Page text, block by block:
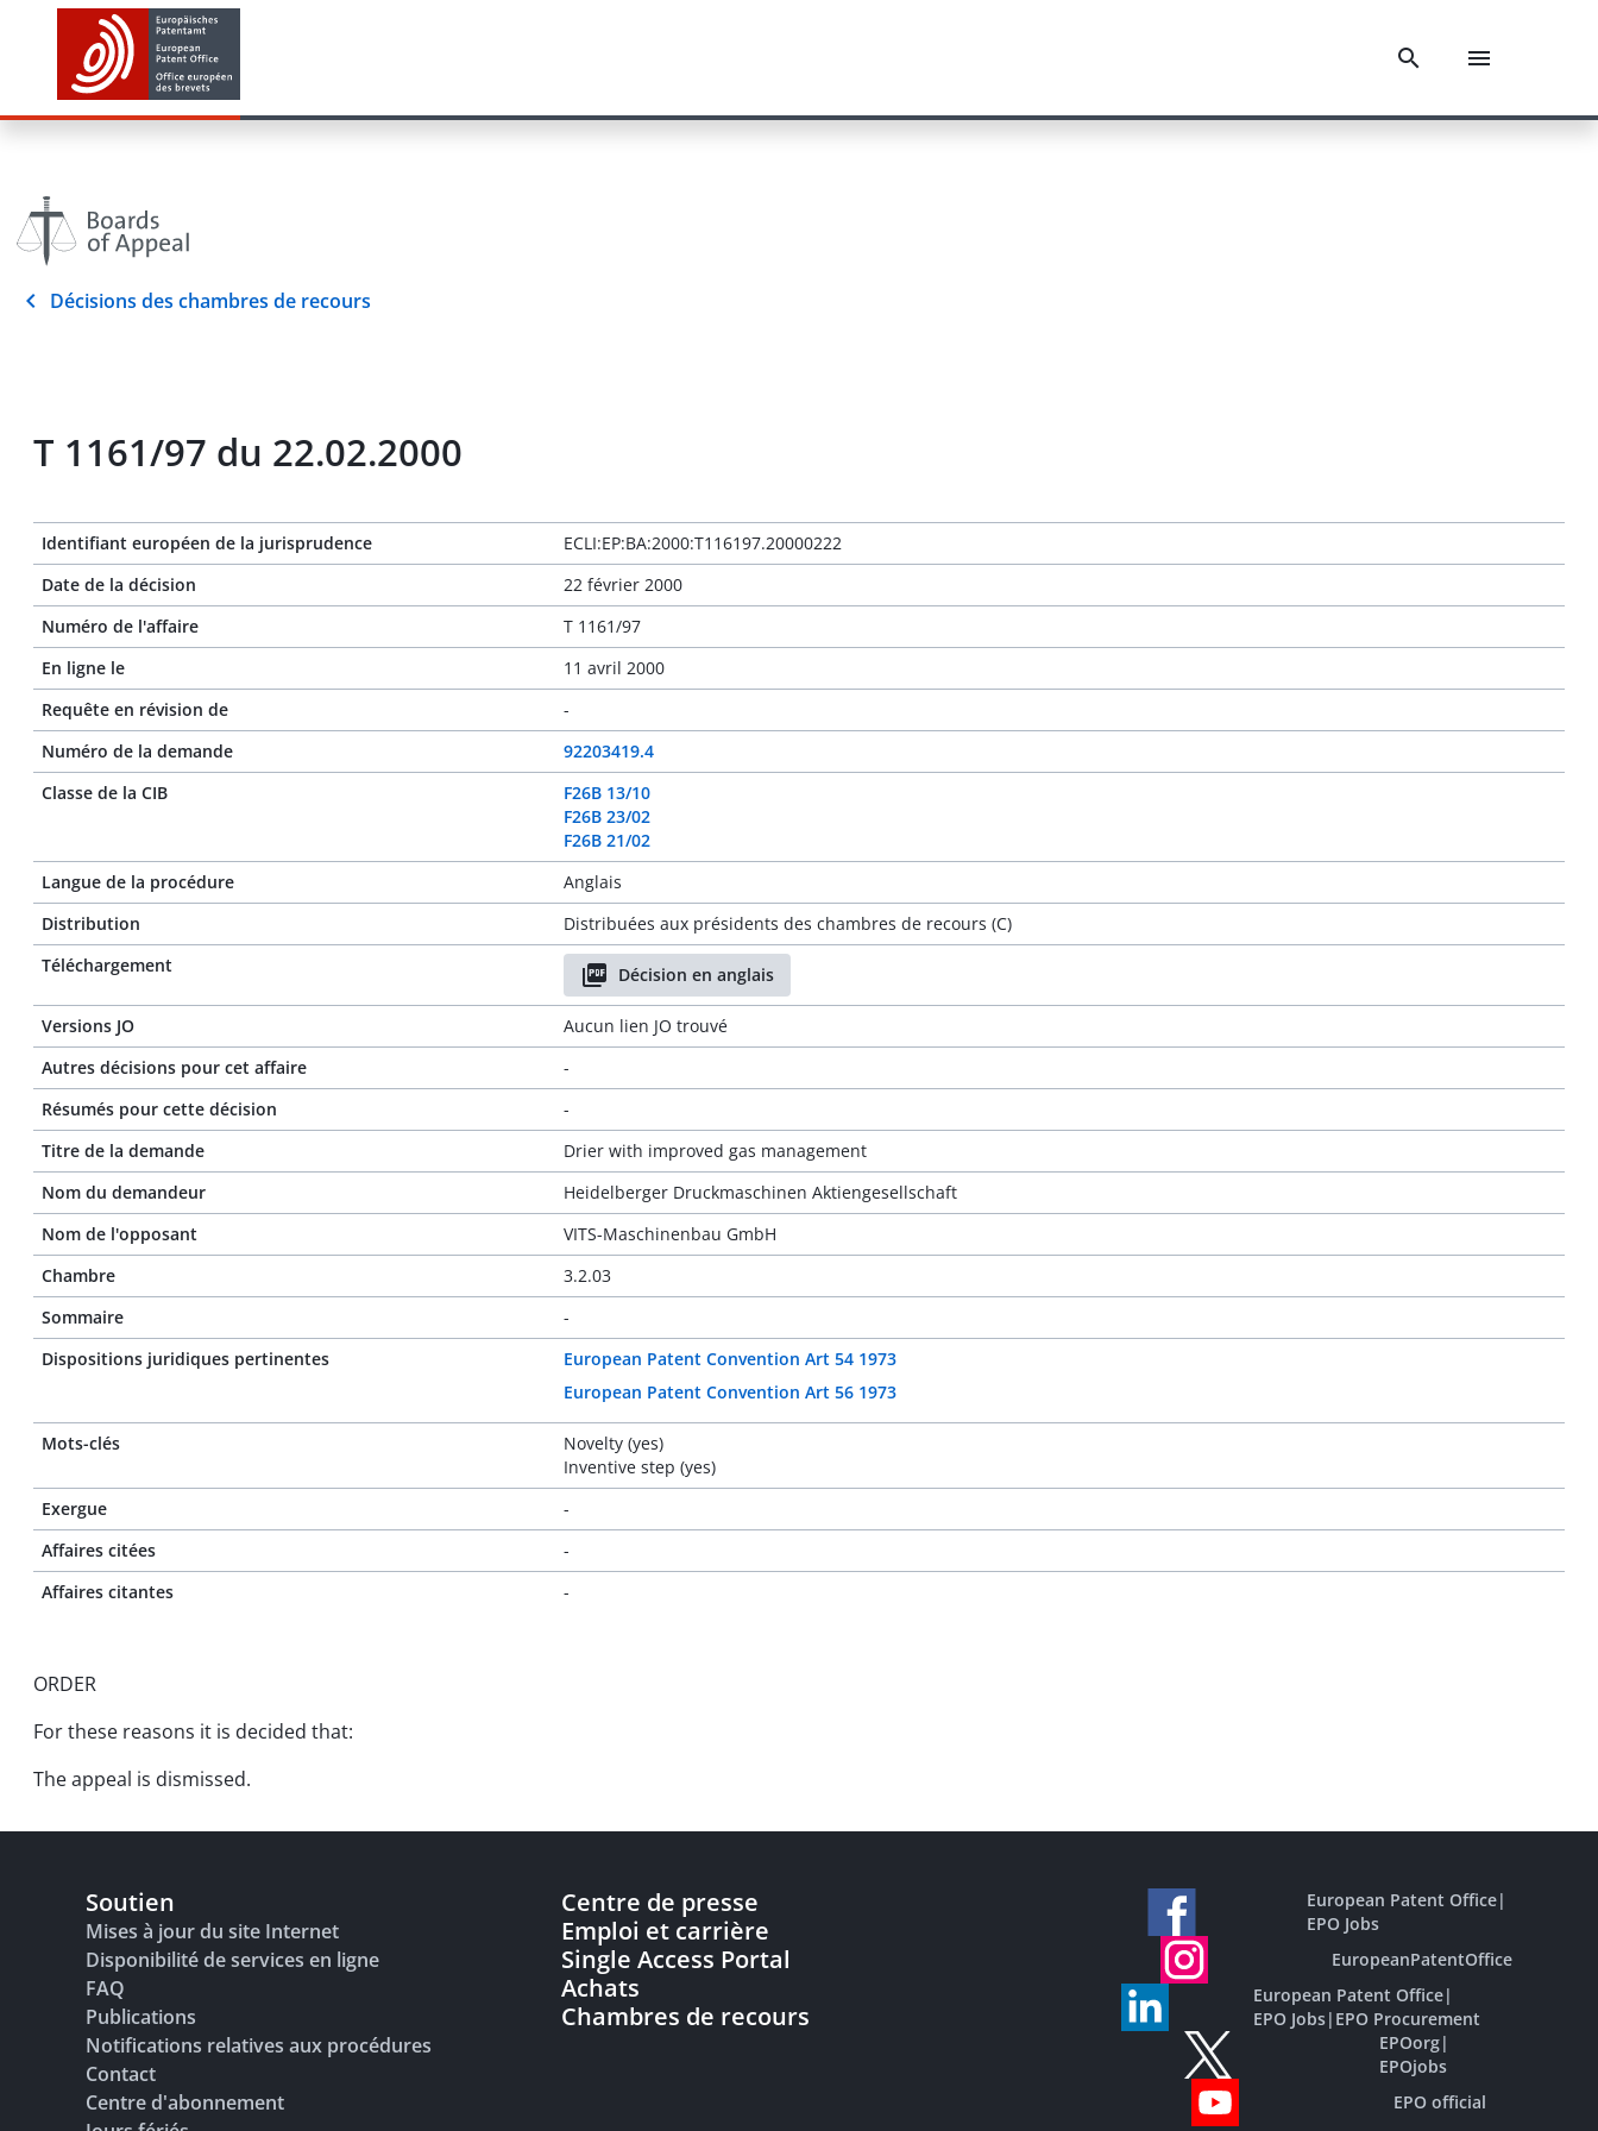
Décisions des chambres de recours
T 1161/97 du 22.02.2000
Identifiant européen de la jurisprudence
ECLI:EP:BA:2000:T116197.20000222
Date de la décision
22 février 2000
Numéro de l'affaire
T 1161/97
En ligne le
11 avril 2000
Requête en révision de
-
Numéro de la demande
92203419.4
Classe de la CIB
F26B 13/10
F26B 23/02
F26B 21/02
Langue de la procédure
Anglais
Distribution
Distribuées aux présidents des chambres de recours (C)
Téléchargement
Décision en anglais
Versions JO
Aucun lien JO trouvé
Autres décisions pour cet affaire
-
Résumés pour cette décision
-
Titre de la demande
Drier with improved gas management
Nom du demandeur
Heidelberger Druckmaschinen Aktiengesellschaft
Nom de l'opposant
VITS-Maschinenbau GmbH
Chambre
3.2.03
Sommaire
-
Dispositions juridiques pertinentes
European Patent Convention Art 54 1973
European Patent Convention Art 56 1973
Mots-clés
Novelty (yes)
Inventive step (yes)
Exergue
-
Affaires citées
-
Affaires citantes
-
ORDER
For these reasons it is decided that:
The appeal is dismissed.
Soutien
Mises à jour du site Internet
Disponibilité de services en ligne
FAQ
Publications
Notifications relatives aux procédures
Contact
Centre d'abonnement
Centre de presse
Emploi et carrière
Single Access Portal
Achats
Chambres de recours
European Patent Office|
EPO Jobs
EuropeanPatentOffice
European Patent Office|
EPO Jobs| EPO Procurement
EPOorg|
EPOjobs
EPO official